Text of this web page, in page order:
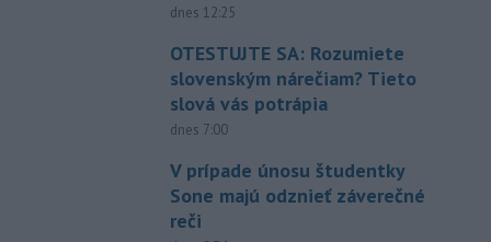
dnes 12:25
OTESTUJTE SA: Rozumiete
slovenským nárečiam? Tieto
slová vás potrápia
dnes 7:00
V prípade únosu študentky
Sone majú odznieť záverečné
reči